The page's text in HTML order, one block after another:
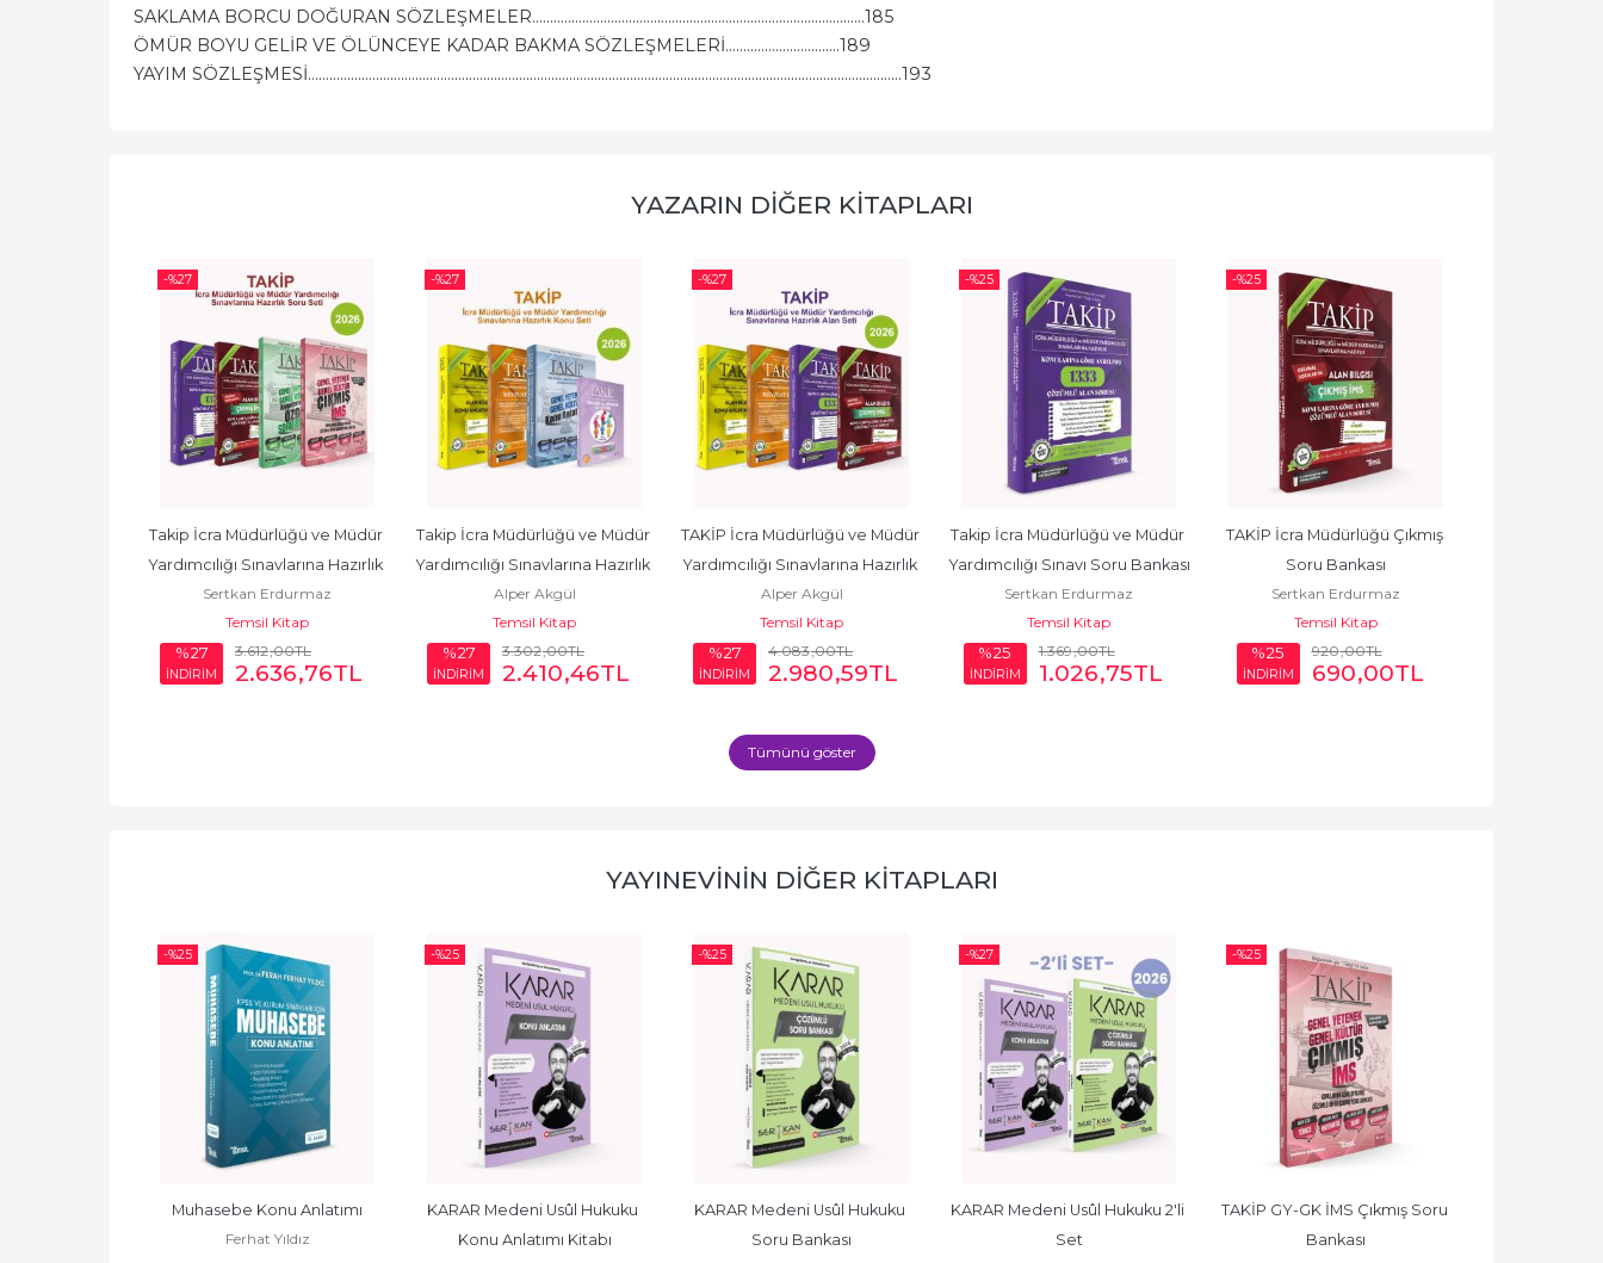
SAKLAMA BORCU DOĞURAN SÖZLEŞMELER.............................................................................................185
ÖMÜR BOYU GELİR VE ÖLÜNCEYE KADAR BAKMA SÖZLEŞMELERİ................................189
YAYIM SÖZLEŞMESİ......................................................................................................................................................................193
YAZARIN DIĞER KITAPLARI
-%27
Takip İcra Müdürlüğü ve Müdür
Yardımcılığı Sınavlarına Hazırlık
Soru Seti
Sertkan Erdurmaz
Temsil Kitap
%27
İNDİRİM
3.612,00TL
2.636,76TL
-%27
Takip İcra Müdürlüğü ve Müdür
Yardımcılığı Sınavlarına Hazırlık
Alan...
Alper Akgül
Temsil Kitap
%27
İNDİRİM
3.302,00TL
2.410,46TL
-%27
TAKİP İcra Müdürlüğü ve Müdür
Yardımcılığı Sınavlarına Hazırlık
Alan...
Alper Akgül
Temsil Kitap
%27
İNDİRİM
4.083,00TL
2.980,59TL
-%25
Takip İcra Müdürlüğü ve Müdür
Yardımcılığı Sınavı Soru Bankası
Sertkan Erdurmaz
Temsil Kitap
%25
İNDİRİM
1.369,00TL
1.026,75TL
-%25
TAKİP İcra Müdürlüğü Çıkmış
Soru Bankası
Sertkan Erdurmaz
Temsil Kitap
%25
İNDİRİM
920,00TL
690,00TL
Tümünü göster
YAYINEVININ DIĞER KITAPLARI
-%25
Muhasebe Konu Anlatımı
Ferhat Yıldız
-%25
KARAR Medeni Usûl Hukuku
Konu Anlatımı Kitabı
-%25
KARAR Medeni Usûl Hukuku
Soru Bankası
-%27
KARAR Medeni Usûl Hukuku 2'li
Set
-%25
TAKİP GY-GK İMS Çıkmış Soru
Bankası